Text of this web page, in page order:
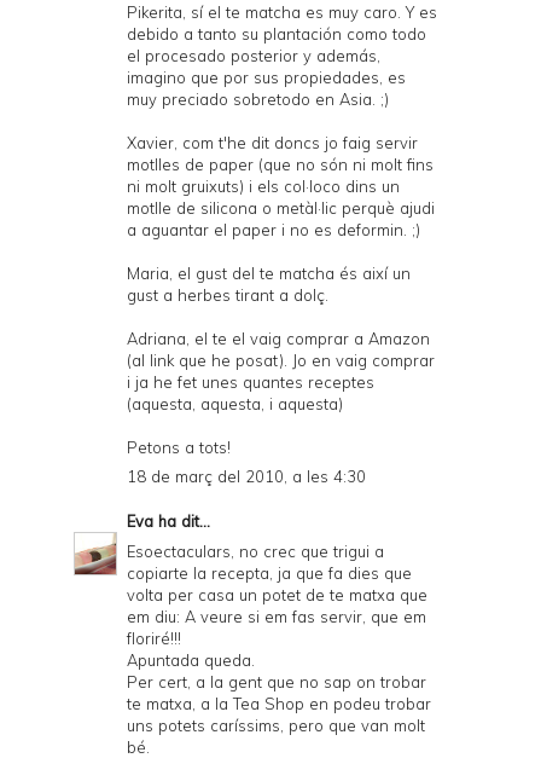
Pikerita, sí el te matcha es muy caro. Y es
debido a tanto su plantación como todo
el procesado posterior y además,
imagino que por sus propiedades, es
muy preciado sobretodo en Asia. ;)
Xavier, com t'he dit doncs jo faig servir
motlles de paper (que no són ni molt fins
ni molt gruixuts) i els col·loco dins un
motlle de silicona o metàl·lic perquè ajudi
a aguantar el paper i no es deformin. ;)
Maria, el gust del te matcha és així un
gust a herbes tirant a dolç.
Adriana, el te el vaig comprar a Amazon
(al link que he posat). Jo en vaig comprar
i ja he fet unes quantes receptes
(aquesta aquesta , i aquesta)
Petons a tots!
18 de març del 2010, a les 4:30
Eva ha dit...
Esoectaculars, no crec que trigui a
copiarte la recepta, ja que fa dies que
volta per casa un potet de te matxa que
em diu: A veure si em fas servir, que em
floriré!!!
Apuntada queda.
Per cert, a la gent que no sap on trobar
te matxa, a la Tea Shop en podeu trobar
uns potets caríssims, pero que van molt
bé.